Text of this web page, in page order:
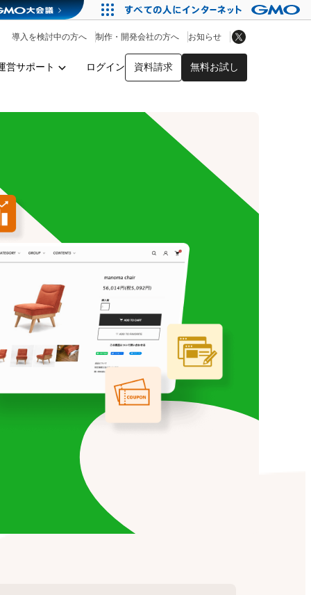
営サポート ログイン 資料請求 無料お試し
導入を検討中の方へ 制作・開発会社の方へ お知らせ
アプリストア